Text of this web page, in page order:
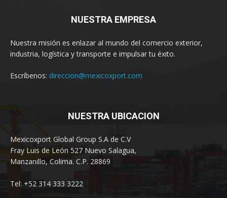
NUESTRA EMPRESA
Nuestra misión es enlazar al mundo del comercio exterior,
industria, logística y transporte e impulsar tu éxito.
Escríbenos: direccion@mexicoxport.com
NUESTRA UBICACION
Mexicoxport Global Group S.A de C.V
Fray Luis de León 527 Nuevo Salagua,
Manzanillo, Colima. C.P. 28869
Tel: +52 314 333 3222